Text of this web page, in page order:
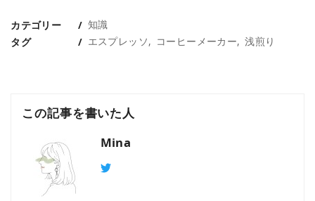
カテゴリー
知識
タグ
エスプレッソ コーヒーメーカー 浅煎り
この記事を書いた人
Mina